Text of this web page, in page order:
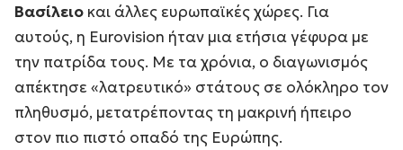
Βασίλειο και άλλες ευρωπαϊκές χώρες. Για
αυτούς, η Eurovision ήταν μια ετήσια γέφυρα με
την πατρίδα τους. Με τα χρόνια, ο διαγωνισμός
απέκτησε «λατρευτικό» στάτους σε ολόκληρο τον
πληθυσμό, μετατρέποντας τη μακρινή ήπειρο
στον πιο πιστό οπαδό της Ευρώπης.